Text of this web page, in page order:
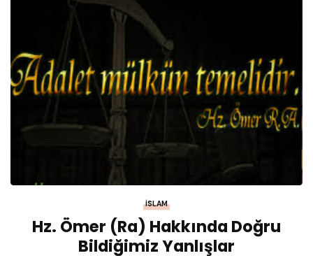
İSLAM
Hz. Ömer (ra) Hakkında Doğru
Bildiğimiz Yanlışlar